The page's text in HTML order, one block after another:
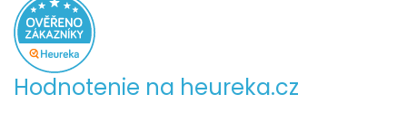
Hodnotenie na heureka.cz